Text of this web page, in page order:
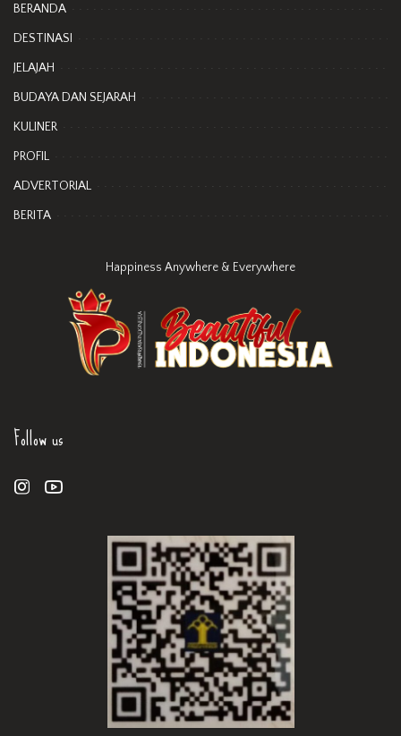
BERANDA
DESTINASI
JELAJAH
BUDAYA DAN SEJARAH
KULINER
PROFIL
ADVERTORIAL
BERITA
Happiness Anywhere & Everywhere
Follow us